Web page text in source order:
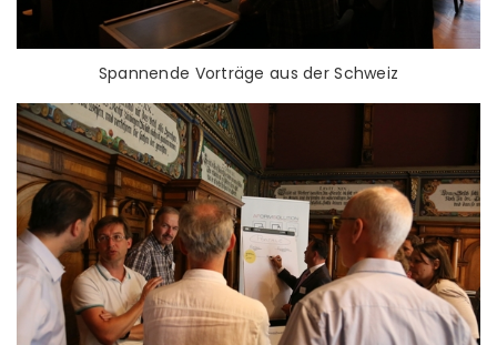
Spannende Vorträge aus der Schweiz